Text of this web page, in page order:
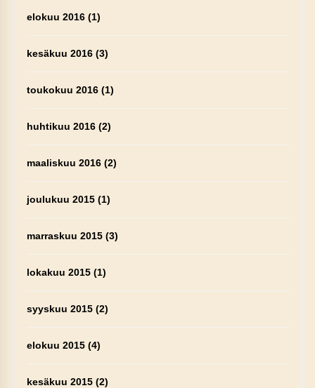
elokuu 2016(1)
kesäkuu 2016(3)
toukokuu 2016(1)
huhtikuu 2016(2)
maaliskuu 2016(2)
joulukuu 2015(1)
marraskuu 2015(3)
lokakuu 2015(1)
syyskuu 2015(2)
elokuu 2015(4)
kesäkuu 2015(2)